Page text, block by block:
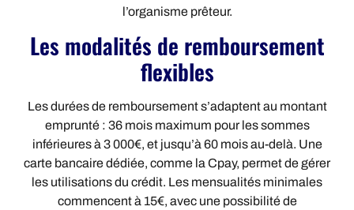
l’organisme prêteur.
Les modalités de remboursement
flexibles
Les durées de remboursement s’adaptent au montant
emprunté : 36 mois maximum pour les sommes
inférieures à 3 000€, et jusqu’à 60 mois au-delà. Une
carte bancaire dédiée, comme la Cpay, permet de gérer
les utilisations du crédit. Les mensualités minimales
commencent à 15€, avec une possibilité de